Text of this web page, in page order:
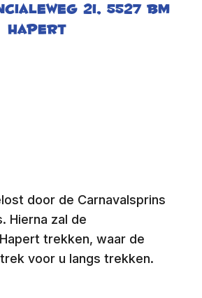
21, 5527 BM
Hapert
door de Carnavalsprins
Hierna zal de
trekken, waar de
voor u langs trekken.